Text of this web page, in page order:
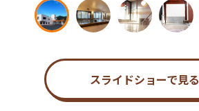
スライドショーで見る